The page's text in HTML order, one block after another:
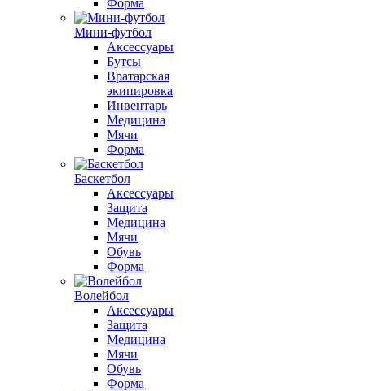
Форма
Мини-футбол
Аксессуары
Бутсы
Вратарская
экипировка
Инвентарь
Медицина
Мячи
Форма
Баскетбол
Аксессуары
Защита
Медицина
Мячи
Обувь
Форма
Волейбол
Аксессуары
Защита
Медицина
Мячи
Обувь
Форма